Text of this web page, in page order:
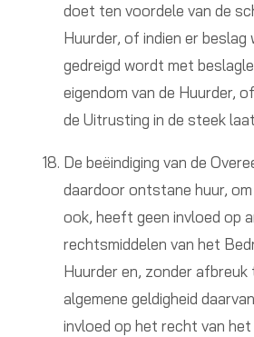
doet ten voordele van de
Huurder, of indien er
gedreigd wordt met
eigendom van de Huurder,
de Uitrusting in de steek
De beëindiging van de
daardoor ontstane huur,
ook, heeft geen invloed op
rechtsmiddelen van het
Huurder en, zonder afbreuk
algemene geldigheid
invloed op het recht van